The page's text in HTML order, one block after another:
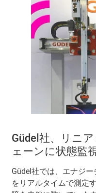
Güdel社、リニ
ェーンに状態監
Güdel社では、エナジ
をリアルタイムで測定